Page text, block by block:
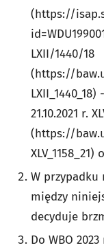
(https://
LXII/1440/18
(https://
21.10.2021 r.
(https://
W przypadku
między
decyduje
Do WBO